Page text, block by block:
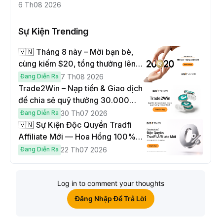
6 Th08 2026
Sự Kiện Trending
🇻🇳 Tháng 8 này – Mời bạn bè,
cùng kiếm $20, tổng thưởng lên
đến $1,000
Đang Diễn Ra 7 Th08 2026
Trade2Win – Nạp tiền & Giao dịch
để chia sẻ quỹ thưởng 30.000
USDT
Đang Diễn Ra 30 Th07 2026
🇻🇳 Sự Kiện Độc Quyền Tradfi
Affiliate Mới — Hoa Hồng 100% &
Hoàn Phí Qua Đêm
Đang Diễn Ra 22 Th07 2026
Log in to comment your thoughts
Đăng Nhập Để Trả Lời